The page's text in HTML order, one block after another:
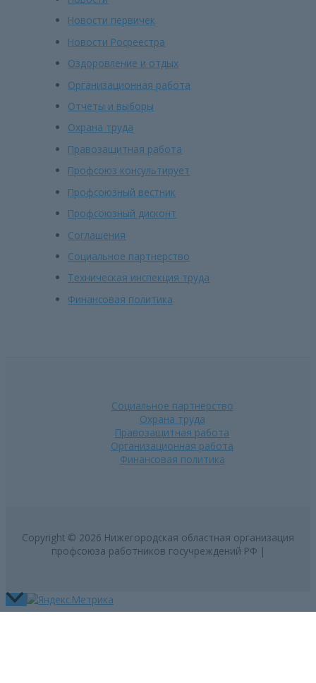
Новости первичек
Новости Росреестра
Оздоровление и отдых
Организационная работа
Отчеты и выборы
Охрана труда
Правозащитная работа
Профсоюз консультирует
Профсоюзный вестник
Профсоюзный дисконт
Соглашения
Социальное партнерство
Техническая инспекция труда
Финансовая политика
Социальное партнерство
Охрана труда
Правозащитная работа
Организационная работа
Финансовая политика
Copyright © 2026 Нижегородская областная организация
профсоюза работников госучреждений РФ |
Пролистать
наверх